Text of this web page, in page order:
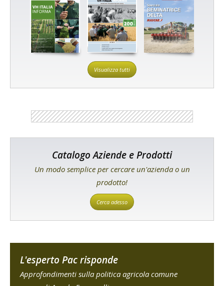
Visualizza tutti
Catalogo Aziende e Prodotti
Un modo semplice per cercare un'azienda o un
prodotto!
Cerca adesso
L'esperto Pac risponde
Approfondimenti sulla politica agricola comune